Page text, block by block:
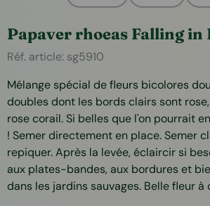
Papaver rhoeas Falling in
Réf. article: sg5910
Mélange spécial de fleurs bicolores
doubles dont les bords clairs sont
rose corail. Si belles que l'on pourrait
! Semer directement en place. Semer
repiquer. Après la levée, éclaircir si
aux plates-bandes, aux bordures et
dans les jardins sauvages. Belle fleur à